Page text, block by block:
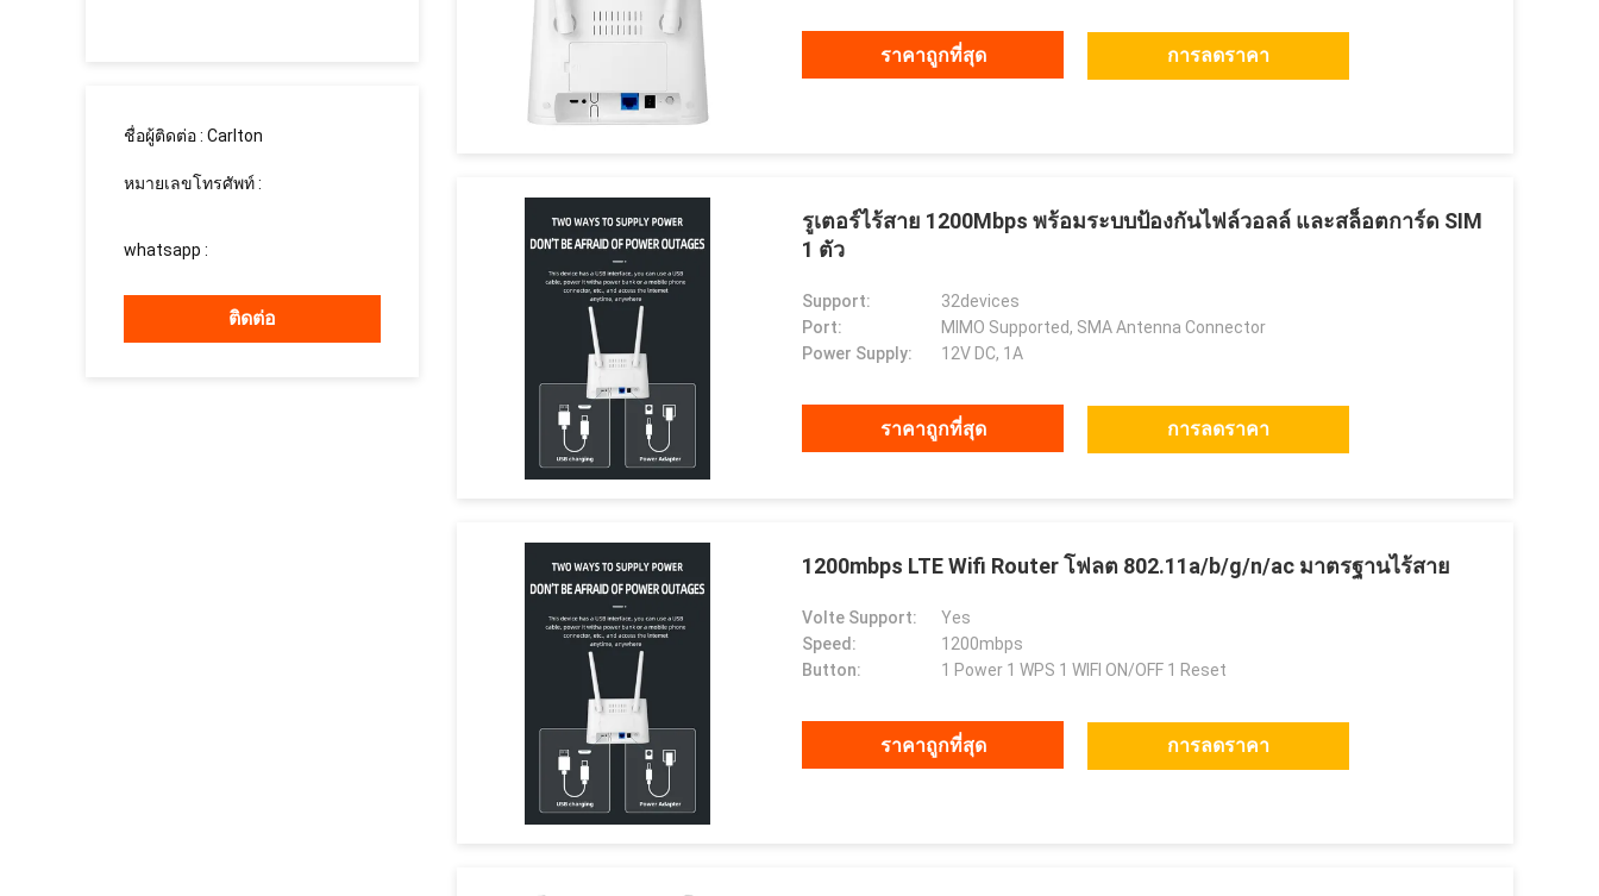
долгосрочное сотрудни.
ชื่อผู้ติดต่อ : Carlton
หมายเลขโทรศัพท์ :
whatsapp :
ติดต่อ
ราคาถูกที่สุด การลดราคา
รูเตอร์ไร้สาย 1200Mbps พร้อมระบบป้องกันไฟล์วอลล์ และสล็อตการ์ด SIM
1 ตัว
Support:
32devices
Port:
MIMO Supported, SMA Antenna Connector
Power Supply:
12V DC, 1A
ราคาถูกที่สุด การลดราคา
1200mbps LTE Wifi Router โฟลต 802.11a/b/g/n/ac มาตรฐานไร้สาย
Volte Support:
Yes
Speed:
1200mbps
Button:
1 Power 1 WPS 1 WIFI ON/OFF 1 Reset
ราคาถูกที่สุด การลดราคา